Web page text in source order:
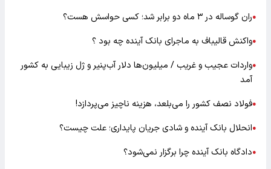
●ران گوساله در ۳ ماه دو برابر شد؛ کسی حواسش هست؟
●واکنش قالیباف به ماجرای بانک آینده چه بود ؟
●واردات عجیب و غریب / میلیون‌ها دلار آب‌پنیر و ژل زیبایی به کشور
آمد
●فولاد نصف کشور را می‌بلعد، هزینه ناچیز می‌پردازد!
●انحلال بانک آینده و شادی جریان پایداری؛ علت چیست؟
●دادگاه بانک آینده چرا برگزار نمی‌شود؟